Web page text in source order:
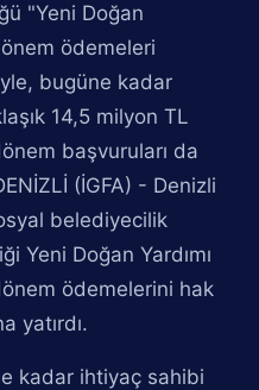
"Yeni Doğan
ödemeleri
bugüne kadar
14,5 milyon TL
başvuruları da
(İGFA) - Denizli
belediyecilik
Yeni Doğan Yardımı
ödemelerini hak
yatırdı.
kadar ihtiyaç sahibi